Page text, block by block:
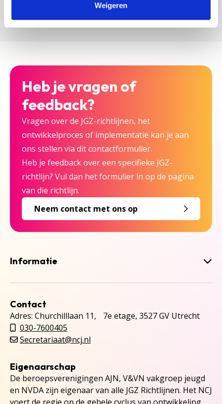
Weigeren
Heb je vragen of
feedback?
Vragen over de JGZ-richtlijnen, het
ontwikkelproces of implementatie kan je aan
ons stellen via dit contactformulier.
Heb je feedback over een specifieke JGZ-
richtlijn? Vul dan het formulier in op de pagina
van die richtlijn.
Neem contact met ons op
Informatie
Contact
Adres: Churchilllaan 11, 7e etage, 3527 GV Utrecht
030-7600405
Secretariaat@ncj.nl
Eigenaarschap
De beroepsverenigingen AJN, V&VN vakgroep jeugd
en NVDA zijn eigenaar van alle JGZ Richtlijnen. Het NCJ